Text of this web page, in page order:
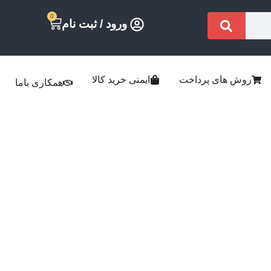
ورود / ثبت نام
0
روش های پرداخت ایمنی خرید کالا همکاری باما